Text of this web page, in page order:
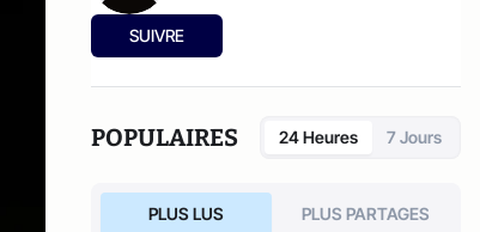
SUIVRE
POPULAIRES 24 Heures 7 Jours
PLUS LUS PLUS PARTAGES